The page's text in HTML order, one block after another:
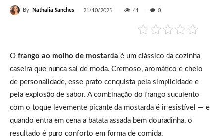
By Nathalia Sanches 21/10/2025 41 0
O frango ao molho de mostarda é um clássico da cozinha
caseira que nunca sai de moda. Cremoso, aromático e cheio
de personalidade, esse prato conquista pela simplicidade e
pela explosão de sabor. A combinação do frango suculento
com o toque levemente picante da mostarda é irresistível — e
quando entra em cena a batata assada bem douradinha, o
resultado é puro conforto em forma de comida.